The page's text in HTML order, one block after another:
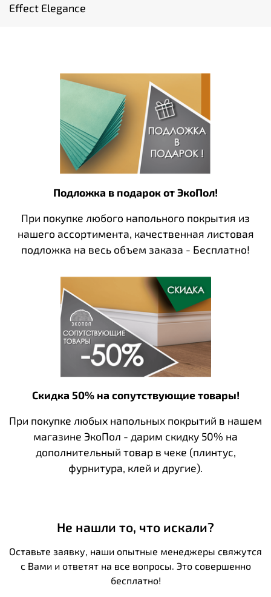
Effect Elegance
Подложка в подарок от ЭкоПол!
При покупке любого напольного покрытия из
нашего ассортимента, качественная листовая
подложка на весь объем заказа - Бесплатно!
Скидка 50% на сопутствующие товары!
При покупке любых напольных покрытий в нашем
магазине ЭкоПол - дарим скидку 50% на
дополнительный товар в чеке (плинтус,
фурнитура, клей и другие).
Не нашли то, что искали?
Оставьте заявку, наши опытные менеджеры свяжутся
с Вами и ответят на все вопросы. Это совершенно
бесплатно!